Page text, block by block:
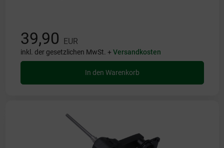
39,90 EUR
inkl. der gesetzlichen MwSt. +Versandkosten
In den Warenkorb